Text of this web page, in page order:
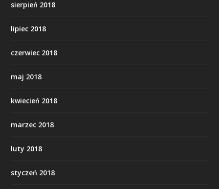
sierpień 2018
lipiec 2018
czerwiec 2018
maj 2018
kwiecień 2018
marzec 2018
luty 2018
styczeń 2018